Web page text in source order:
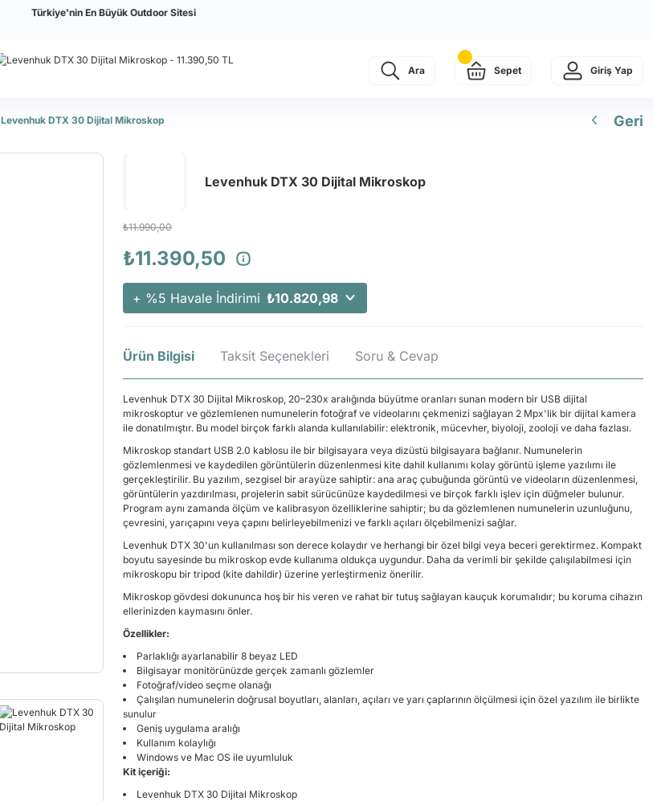
Türkiye'nin En Büyük Outdoor Sitesi
Ara Sepet Giriş Yap
Levenhuk DTX 30 Dijital Mikroskop Geri
Levenhuk DTX 30 Dijital Mikroskop
₺11.990,00
₺11.390,50
+ %5 Havale İndirimi ₺10.820,98
Ürün Bilgisi Taksit Seçenekleri Soru & Cevap
Levenhuk DTX 30 Dijital Mikroskop, 20–230x aralığında büyütme oranları sunan modern bir USB dijital
mikroskoptur ve gözlemlenen numunelerin fotoğraf ve videolarını çekmenizi sağlayan 2 Mpx'lik bir dijital kamera
ile donatılmıştır. Bu model birçok farklı alanda kullanılabilir: elektronik, mücevher, biyoloji, zooloji ve daha fazlası.
Mikroskop standart USB 2.0 kablosu ile bir bilgisayara veya dizüstü bilgisayara bağlanır. Numunelerin
gözlemlenmesi ve kaydedilen görüntülerin düzenlenmesi kite dahil kullanımı kolay görüntü işleme yazılımı ile
gerçekleştirilir. Bu yazılım, sezgisel bir arayüze sahiptir: ana araç çubuğunda görüntü ve videoların düzenlenmesi,
görüntülerin yazdırılması, projelerin sabit sürücünüze kaydedilmesi ve birçok farklı işlev için düğmeler bulunur.
Program aynı zamanda ölçüm ve kalibrasyon özelliklerine sahiptir; bu da gözlemlenen numunelerin uzunluğunu,
çevresini, yarıçapını veya çapını belirleyebilmenizi ve farklı açıları ölçebilmenizi sağlar.
Levenhuk DTX 30'un kullanılması son derece kolaydır ve herhangi bir özel bilgi veya beceri gerektirmez. Kompakt
boyutu sayesinde bu mikroskop evde kullanıma oldukça uygundur. Daha da verimli bir şekilde çalışılabilmesi için
mikroskopu bir tripod (kite dahildir) üzerine yerleştirmeniz önerilir.
Mikroskop gövdesi dokununca hoş bir his veren ve rahat bir tutuş sağlayan kauçuk korumalıdır; bu koruma cihazın
ellerinizden kaymasını önler.
Özellikler:
Parlaklığı ayarlanabilir 8 beyaz LED
Bilgisayar monitörünüzde gerçek zamanlı gözlemler
Fotoğraf/video seçme olanağı
Çalışılan numunelerin doğrusal boyutları, alanları, açıları ve yarı çaplarının ölçülmesi için özel yazılım ile birlikte
sunulur
Geniş uygulama aralığı
Kullanım kolaylığı
Windows ve Mac OS ile uyumluluk
Kit içeriği:
Levenhuk DTX 30 Dijital Mikroskop